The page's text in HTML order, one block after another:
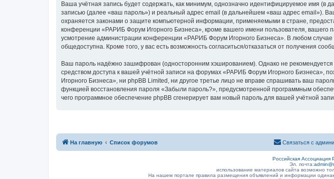
Ваша учётная запись будет содержать, как минимум, однозначно идентифицируемое имя
записью (далее «ваш пароль») и реальный адрес email (в дальнейшем «ваш адрес email»).
охраняется законами о защите компьютерной информации, применяемыми в стране,
конференции «РАРИБ Форум Игорного Бизнеса», кроме вашего имени пользователя, вашего
усмотрение администрации конференции «РАРИБ Форум Игорного Бизнеса». В любом
общедоступна. Кроме того, у вас есть возможность согласиться/отказаться от получения
Ваш пароль надёжно зашифрован (односторонним хэшированием). Однако не рекомендуется
средством доступа к вашей учётной записи на форумах «РАРИБ Форум Игорного Бизнеса»,
Игорного Бизнеса», ни phpBB Limited, ни другое третье лицо не вправе спрашивать ваш
функцией восстановления пароля «Забыли пароль?», предусмотренной программным
чего программное обеспечение phpBB сгенерирует вам новый пароль для вашей учётной
На главную Список форумов Связаться с
Российская Ассоциация
Эл. почта:
использование материалов сайта возможно
На нашем портале правила размещения объявлений и информации